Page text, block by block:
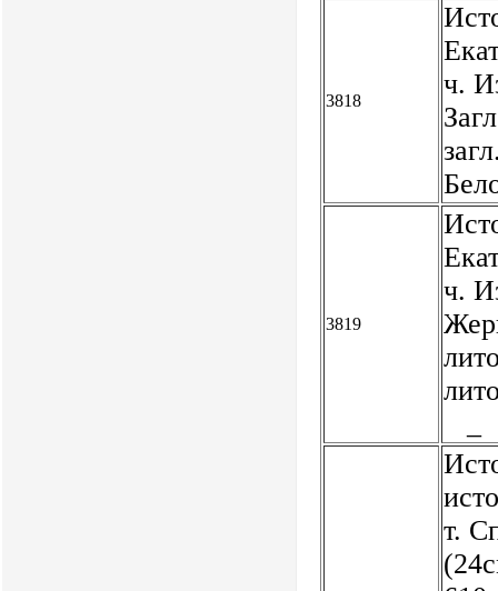
3818
ч.
3819
ч.
т.